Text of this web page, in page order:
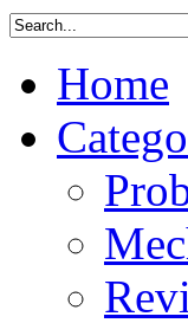
Home